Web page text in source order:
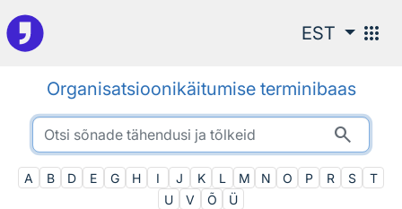
Otsingu juurde
EST apps
Organisatsioonikäitumise terminibaas
search
A B D E G H I J K L M N O P R S
T
U
V Õ Ü